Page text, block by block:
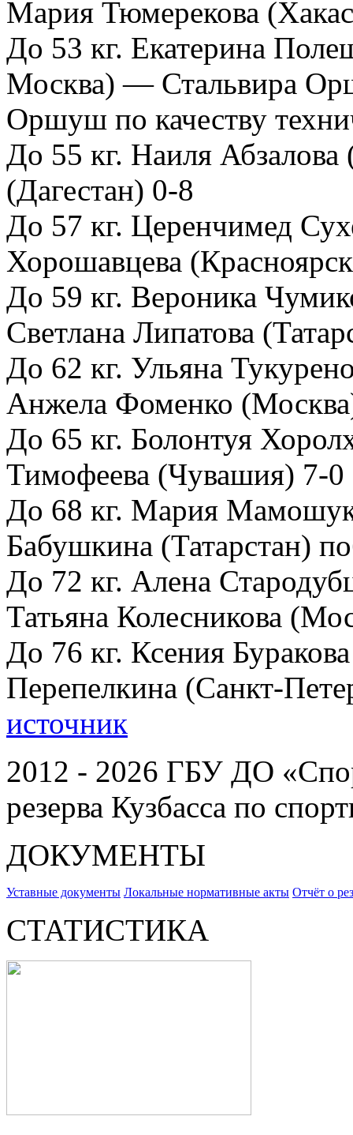
Мария Тюмерекова
До 53 кг. Екатерина
Москва) — Стальвира
Оршуш по качеству
До 55 кг. Наиля
(Дагестан) 0-8
До 57 кг. Церенчимед
Хорошавцева
До 59 кг. Вероника
Светлана Липатова
До 62 кг. Ульяна
Анжела Фоменко
До 65 кг. Болонтуя
Тимофеева (Чувашия) 7-0
До 68 кг. Мария
Бабушкина (Татарстан)
До 72 кг. Алена
Татьяна Колесникова
До 76 кг. Ксения
Перепелкина (Санкт-
источник
2012 - 2026 ГБУ ДО
резерва Кузбасса по
ДОКУМЕНТЫ
Уставные документы Локальные нормативные акты Отчёт о
СТАТИСТИКА